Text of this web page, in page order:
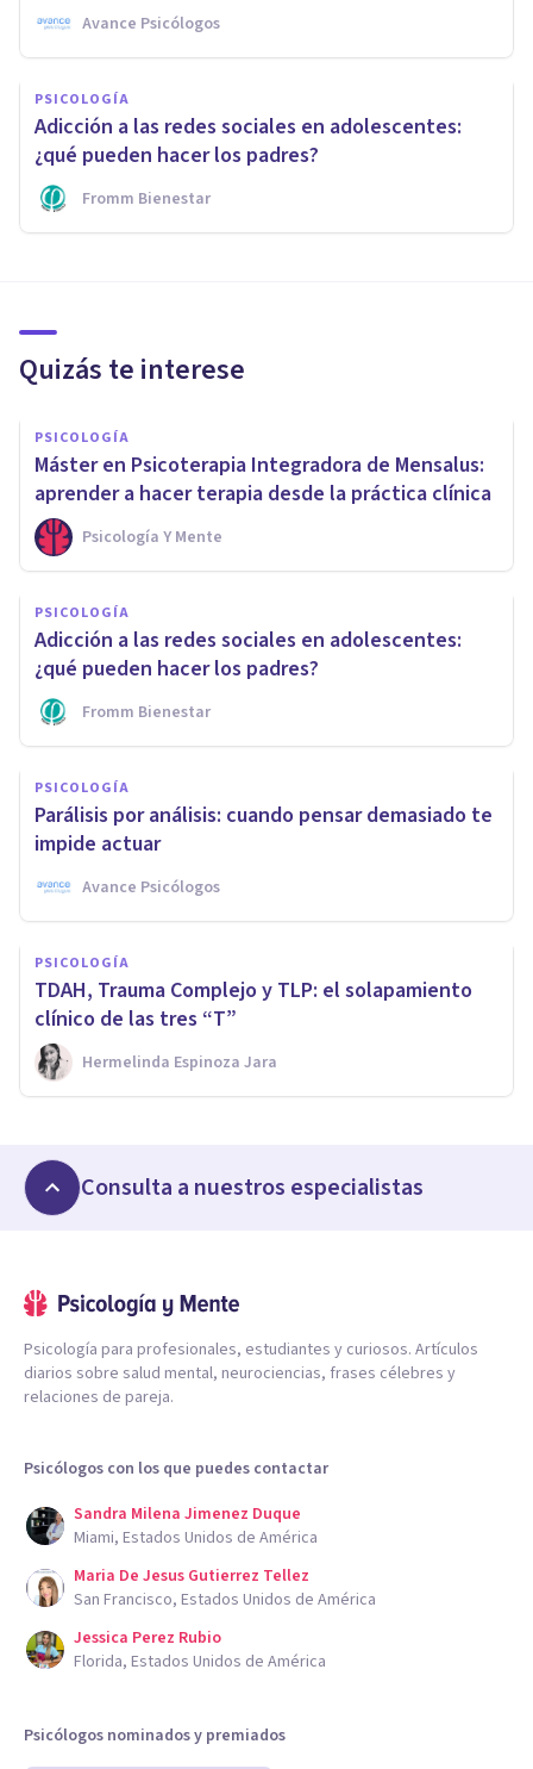
Avance Psicólogos
PSICOLOGÍA
Adicción a las redes sociales en adolescentes:
¿qué pueden hacer los padres?
Fromm Bienestar
Quizás te interese
PSICOLOGÍA
Máster en Psicoterapia Integradora de Mensalus:
aprender a hacer terapia desde la práctica clínica
Psicología Y Mente
PSICOLOGÍA
Adicción a las redes sociales en adolescentes:
¿qué pueden hacer los padres?
Fromm Bienestar
PSICOLOGÍA
Parálisis por análisis: cuando pensar demasiado te
impide actuar
Avance Psicólogos
PSICOLOGÍA
TDAH, Trauma Complejo y TLP: el solapamiento
clínico de las tres “T”
Hermelinda Espinoza Jara
Consulta a nuestros especialistas
Psicología para profesionales, estudiantes y curiosos. Artículos
diarios sobre salud mental, neurociencias, frases célebres y
relaciones de pareja.
Psicólogos con los que puedes contactar
Sandra Milena Jimenez Duque
Miami, Estados Unidos de América
Maria De Jesus Gutierrez Tellez
San Francisco, Estados Unidos de América
Jessica Perez Rubio
Florida, Estados Unidos de América
Psicólogos nominados y premiados